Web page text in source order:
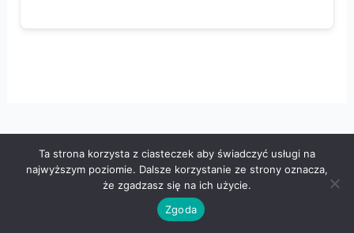
Wszelkie prawa zastrzeżone © 2026 "100 z matematyki" -
Polityka prywatności- Regulamin
Ta strona korzysta z ciasteczek aby świadczyć usługi na
najwyższym poziomie. Dalsze korzystanie ze strony oznacza,
że zgadzasz się na ich użycie.
Zgoda